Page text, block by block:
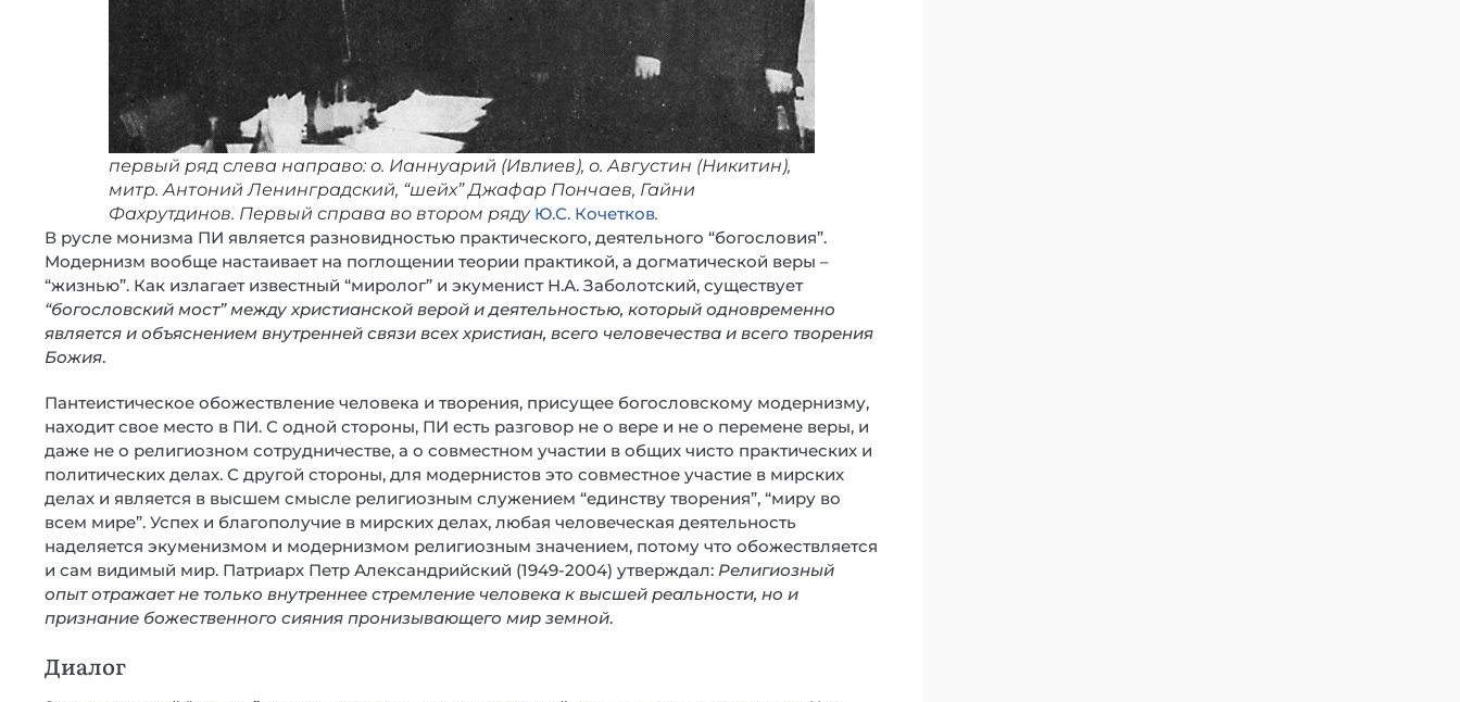
первый ряд слева направо: о. Ианнуарий (Ивлиев), о. Августин (Никитин),
митр. Антоний Ленинградский, “шейх” Джафар Пончаев, Гайни
Фахрутдинов. Первый справа во втором ряду Ю.С. Кочетков.
В русле монизма ПИ является разновидностью практического, деятельного “богословия”.
Модернизм вообще настаивает на поглощении теории практикой, а догматической веры –
“жизнью”. Как излагает известный “миролог” и экуменист Н.А. Заболотский, существует
“богословский мост” между христианской верой и деятельностью, который одновременно
является и объяснением внутренней связи всех христиан, всего человечества и всего творения
Божия.
Пантеистическое обожествление человека и творения, присущее богословскому модернизму,
находит свое место в ПИ. С одной стороны, ПИ есть разговор не о вере и не о перемене веры, и
даже не о религиозном сотрудничестве, а о совместном участии в общих чисто практических и
политических делах. С другой стороны, для модернистов это совместное участие в мирских
делах и является в высшем смысле религиозным служением “единству творения”, “миру во
всем мире”. Успех и благополучие в мирских делах, любая человеческая деятельность
наделяется экуменизмом и модернизмом религиозным значением, потому что обожествляется
и сам видимый мир. Патриарх Петр Александрийский (1949-2004) утверждал: Религиозный
опыт отражает не только внутреннее стремление человека к высшей реальности, но и
признание божественного сияния пронизывающего мир земной.
Диалог